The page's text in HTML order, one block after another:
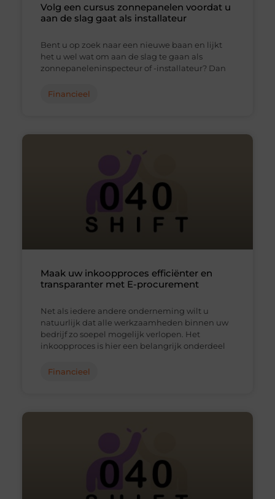
Volg een cursus zonnepanelen voordat u
aan de slag gaat als installateur
Bent u op zoek naar een nieuwe baan en lijkt
het u wel wat om aan de slag te gaan als
zonnepaneleninspecteur of -installateur? Dan
Financieel
Maak uw inkoopproces efficiënter en
transparanter met E-procurement
Net als iedere andere onderneming wilt u
natuurlijk dat alle werkzaamheden binnen uw
bedrijf zo soepel mogelijk verlopen. Het
inkoopproces is hier een belangrijk onderdeel
Financieel